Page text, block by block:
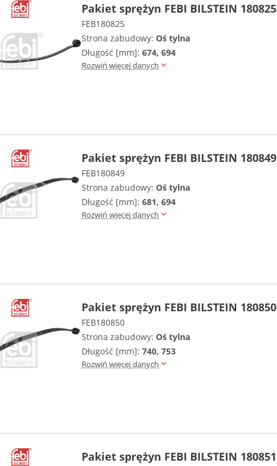
Pakiet sprężyn FEBI BILSTEIN 180825
FEB180825
Strona zabudowy: Oś tylna
Długość [mm]: 674, 694
Rozwiń więcej danych
Pakiet sprężyn FEBI BILSTEIN 180849
FEB180849
Strona zabudowy: Oś tylna
Długość [mm]: 681, 694
Rozwiń więcej danych
Pakiet sprężyn FEBI BILSTEIN 180850
FEB180850
Strona zabudowy: Oś tylna
Długość [mm]: 740, 753
Rozwiń więcej danych
Pakiet sprężyn FEBI BILSTEIN 180851